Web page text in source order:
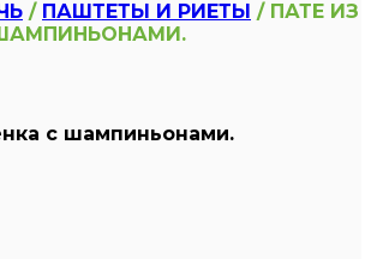
/ ПАШТЕТЫ И РИЕТЫ / ПАТЕ ИЗ
с шампиньонами.